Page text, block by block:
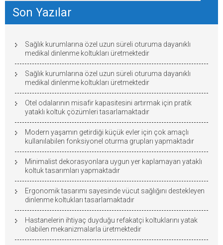
Son Yazılar
Sağlık kurumlarına özel uzun süreli oturuma dayanıklı
medikal dinlenme koltukları üretmektedir
Sağlık kurumlarına özel uzun süreli oturuma dayanıklı
medikal dinlenme koltukları üretmektedir
Otel odalarının misafir kapasitesini artırmak için pratik
yataklı koltuk çözümleri tasarlamaktadır
Modern yaşamın getirdiği küçük evler için çok amaçlı
kullanılabilen fonksiyonel oturma grupları yapmaktadır
Minimalist dekorasyonlara uygun yer kaplamayan yataklı
koltuk tasarımları yapmaktadır
Ergonomik tasarımı sayesinde vücut sağlığını destekleyen
dinlenme koltukları tasarlamaktadır
Hastanelerin ihtiyaç duyduğu refakatçi koltuklarını yatak
olabilen mekanizmalarla üretmektedir